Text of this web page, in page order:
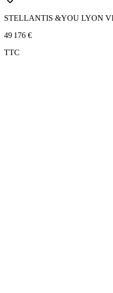
STELLANTIS &YOU LYON
49 176 €
TTC